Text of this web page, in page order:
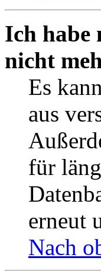
Ich habe
nicht
Es
aus
für
erneut
Nach